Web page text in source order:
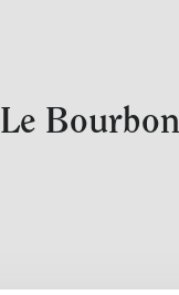
Le